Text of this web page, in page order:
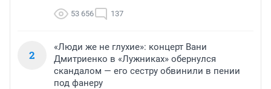
53 656 137
2
«Люди же не глухие»: концерт Вани
Дмитриенко в «Лужниках» обернулся
скандалом — его сестру обвинили в пении
под фанеру